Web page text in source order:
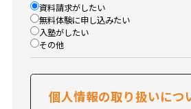
資料請求がしたい
無料体験に申し込みたい
入塾がしたい
その他
個人情報の取り扱いにつ